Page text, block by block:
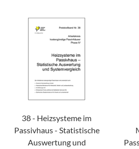
38 - Heizsysteme im
Passivhaus - Statistische
Auswertung und